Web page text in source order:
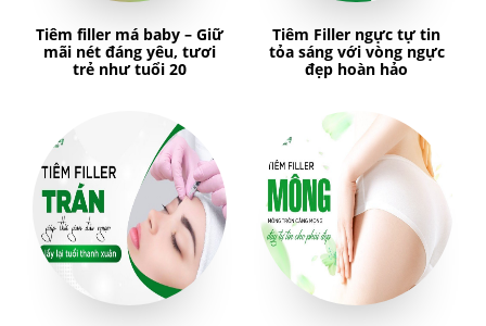
Tiêm filler má baby – Giữ
mãi nét đáng yêu, tươi
trẻ như tuổi 20
Tiêm Filler ngực tự tin
tỏa sáng với vòng ngực
đẹp hoàn hảo